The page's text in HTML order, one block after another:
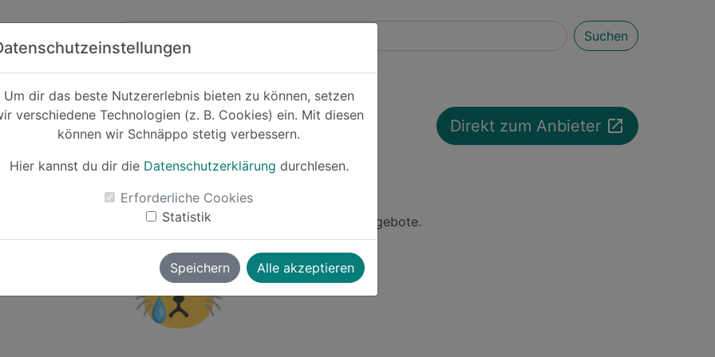
Um dir das beste Nutzererlebnis bieten zu können, setzen
verschiedene Technologien (z. B. Cookies) ein. Mit diesen
können wir Schnäppo stetig verbessern.
Hier kannst du dir die Datenschutzerklärung durchlesen.
Erforderliche Cookies
Statistik
Speichern Alle akzeptieren
Suchen
Eric:Barbier Direkt zum Anbieter launch
gibt es aktuell noch keine Deals, Schnäppchen oder Angebote.
😿